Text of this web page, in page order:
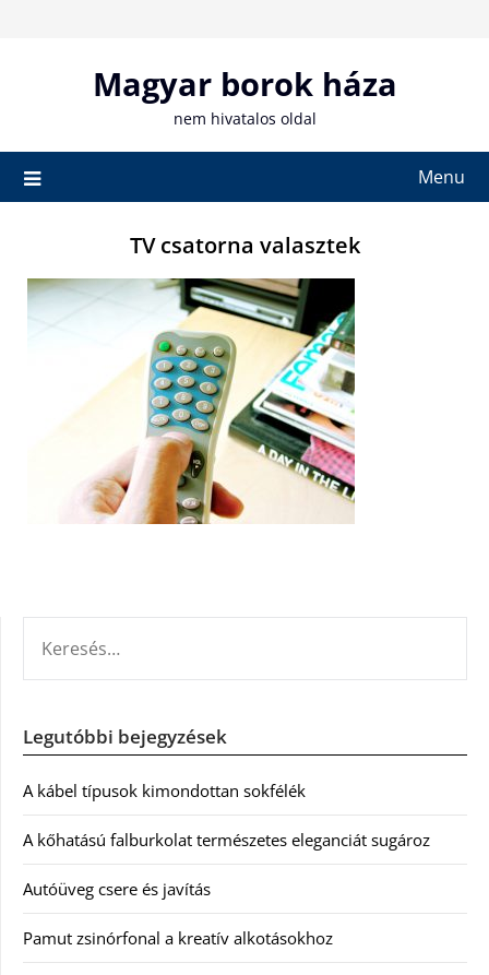
Magyar borok háza
nem hivatalos oldal
Menu
TV csatorna valasztek
Legutóbbi bejegyzések
A kábel típusok kimondottan sokfélék
A kőhatású falburkolat természetes eleganciát sugároz
Autóüveg csere és javítás
Pamut zsinórfonal a kreatív alkotásokhoz